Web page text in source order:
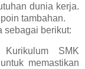
dunia kerja.
tambahan.
sebagai berikut:
SMK
memastikan